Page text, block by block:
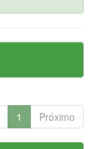
1 Próximo